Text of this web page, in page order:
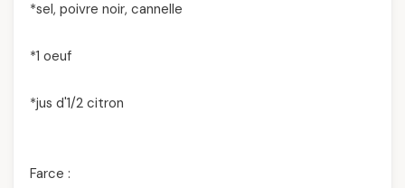
*sel, poivre noir, cannelle
*1 oeuf
*jus d'1/2 citron
Farce :